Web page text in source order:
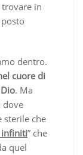
in
dentro.
cuore di
. Ma
dove
sterile che
infiniti” che
quel